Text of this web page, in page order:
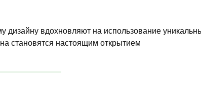
вдохновляют на использование
становятся настоящим открытием